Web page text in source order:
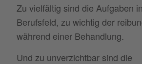
Zu vielfältig sind die Aufgaben
Berufsfeld, zu wichtig der
während einer Behandlung.
Und zu unverzichtbar sind die